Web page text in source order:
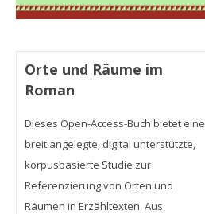
Orte und Räume im
Roman
Dieses Open-Access-Buch bietet eine
breit angelegte, digital unterstützte,
korpusbasierte Studie zur
Referenzierung von Orten und
Räumen in Erzähltexten. Aus